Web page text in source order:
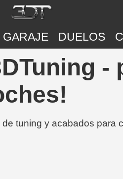
GARAJE DUELOS
tuning y acabados para